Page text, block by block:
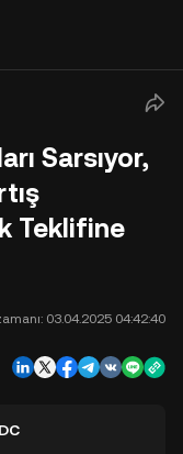
Sarsıyor,
Teklifine
03.04.2025 04:42:40